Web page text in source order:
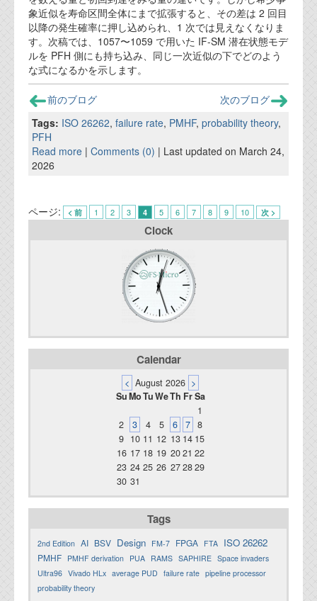
象近似を寿命区間全体にまで拡張すると、その差は 2 回目
以降の発生確率に押し込められ、1 次では見えなくなりま
す。次稿では、1057〜1059 で用いた IF-SM 潜在状態モデ
ルを PFH 側にも持ち込み、同じ一次近似の下でどのよう
な式になるかを示します。
前のブログ
次のブログ
Tags: ISO 26262, failure rate, PMHF, probability theory,
PFH
Read more | Comments (0) | Last updated on March 24,
2026
ページ: < 前 1 2 3 4 5 6 7 8 9 10 次 >
Clock
Calendar
< August 2026 >
SuMoTuWeTh FrSa
1
2
3 4 5 6 7 8
9 10 11 12 13 14 15
16 17 18 19 2021 22
23 24 25 26 272829
30 31
Tags
2nd Edition AI BSV Design FM-7 FPGA FTA ISO 26262
PMHF PMHF derivation PUA RAMS SAPHIRE Space invaders
Ultra96 Vivado HLx average PUD failure rate pipeline processor
probability theory